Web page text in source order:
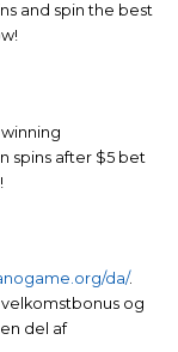
and spin the best
spins after $5 bet
da/.
og
del af